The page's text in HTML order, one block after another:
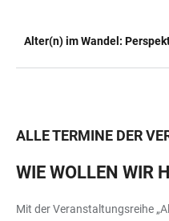
Alter(n) im Wandel:
ALLE TERMINE DER
WIE WOLLEN WIR
Mit der Veranstaltungsreihe